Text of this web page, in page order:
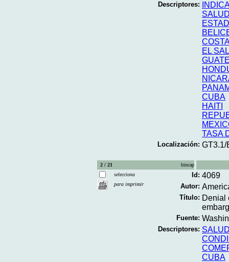
Descriptores:
EL
CUBA
HAITI
TASA
Localización: GT3.1/
2 / 21
bincap
selecciona
para imprimir
Id: 4069
Autor:
Título: Denial
Fuente:
Descriptores:
CUBA